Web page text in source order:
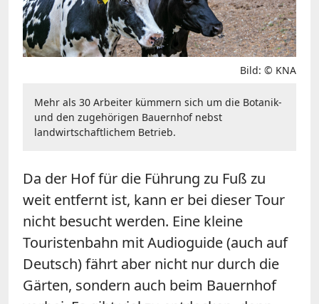
Bild: © KNA
Mehr als 30 Arbeiter kümmern sich um die Botanik-
und den zugehörigen Bauernhof nebst
landwirtschaftlichem Betrieb.
Da der Hof für die Führung zu Fuß zu
weit entfernt ist, kann er bei dieser Tour
nicht besucht werden. Eine kleine
Touristenbahn mit Audioguide (auch auf
Deutsch) fährt aber nicht nur durch die
Gärten, sondern auch beim Bauernhof